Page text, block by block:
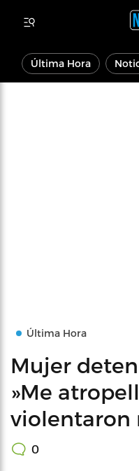
Última Hora
Última Hora
Mujer
»Me
violentaron
0